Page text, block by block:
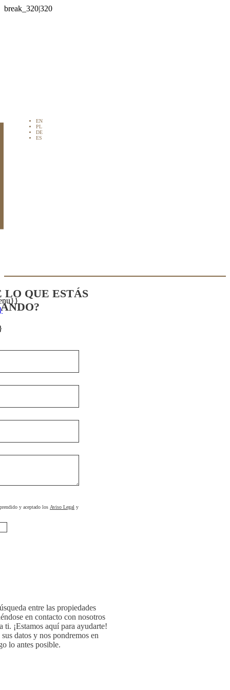
EN
PL
DE
ES
LO QUE ESTÁS
y aceptado los Aviso Legal y
entre las propiedades
en contacto con nosotros
¡Estamos aquí para ayudarte!
datos y nos pondremos en
lo antes posible.